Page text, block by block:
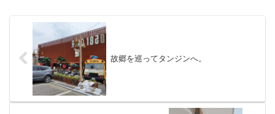
故郷を巡ってタンジンへ。